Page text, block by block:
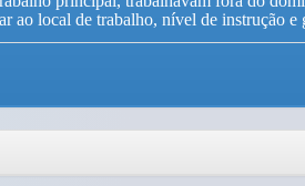
local de trabalho, nível de instrução e